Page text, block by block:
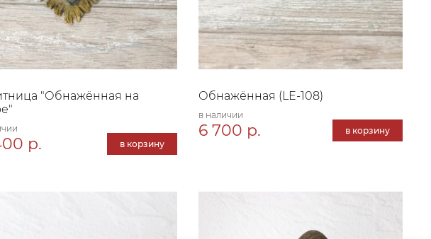
"Обнажённая на
р. в корзину
Обнажённая (LE-108)
в наличии
6 700 р. в корзину